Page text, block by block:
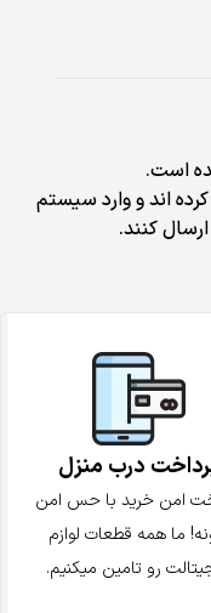
است.
اند و وارد سیستم
کنند.
درب منزل
امن خرید با حس امن
ما همه قطعات لوازم
رو تامین میکنیم.